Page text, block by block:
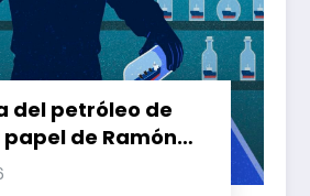
del petróleo de
papel de Ramón
en el triángulo de